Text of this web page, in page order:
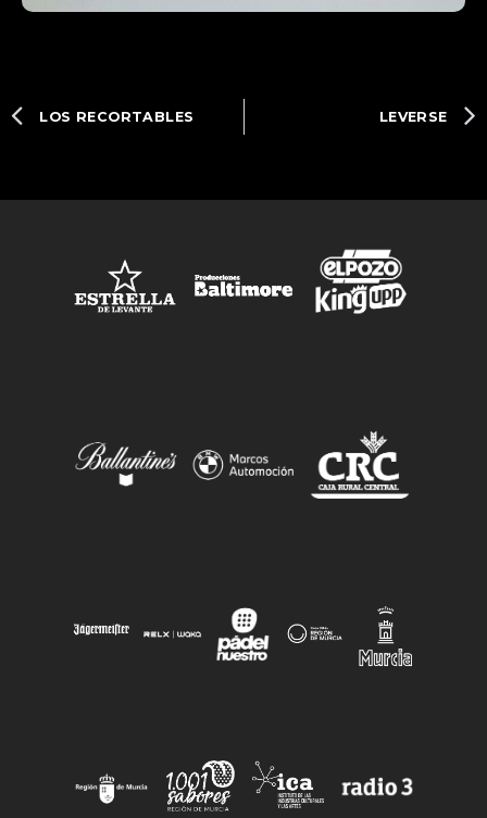
LOS RECORTABLES LEVERSE